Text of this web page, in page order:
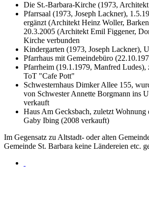
Die St.-Barbara-Kirche (1973,
Pfarrsaal (1973, Joseph Lackner),
ergänzt (Architekt Heinz Woller,
20.3.2005 (Architekt Emil Figgener,
Kirche verbunden
Kindergarten (1973, Joseph Lackner),
Pfarrhaus mit Gemeindebüro
Pfarrheim (19.1.1979, Manfred Ludes),
ToT "Cafe Pott"
Schwesternhaus Dimker Allee 155,
von Schwester Annette Borgmann ins
verkauft
Haus Am Gecksbach, zuletzt Wohnung
Gaby Ibing (2008 verkauft)
Im Gegensatz zu Altstadt- oder alten
Gemeinde St. Barbara keine Ländereien etc.